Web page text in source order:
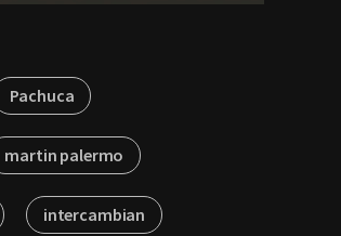
Pachuca
martin palermo
intercambian